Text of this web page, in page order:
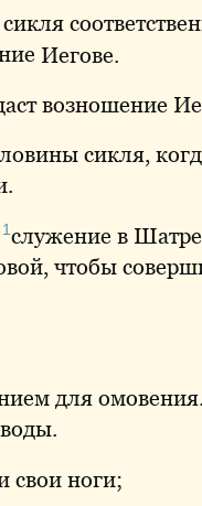
Иегове.
возношение
сикля,
1служение в Шатре
чтобы
для
воды.
свои ноги;